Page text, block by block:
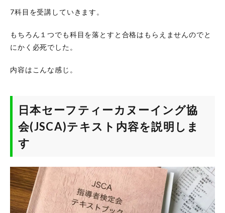
7科目を受講していきます。
もちろん１つでも科目を落とすと合格はもらえませんのでと
にかく必死でした。
内容はこんな感じ。
日本セーフティーカヌーイング協
会(JSCA)テキスト内容を説明しま
す